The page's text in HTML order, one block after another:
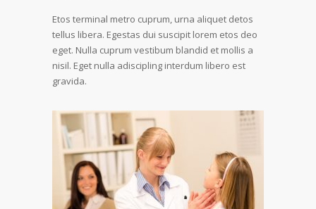
Etos terminal metro cuprum, urna aliquet detos
tellus libera. Egestas dui suscipit lorem etos deo
eget. Nulla cuprum vestibum blandid et mollis a
nisil. Eget nulla adiscipling interdum libero est
gravida.